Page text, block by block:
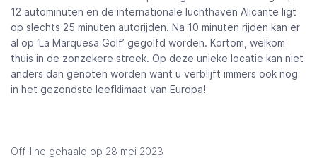
12 autominuten en de internationale luchthaven Alicante ligt
op slechts 25 minuten autorijden. Na 10 minuten rijden kan er
al op ‘La Marquesa Golf’ gegolfd worden. Kortom, welkom
thuis in de zonzekere streek. Op deze unieke locatie kan niet
anders dan genoten worden want u verblijft immers ook nog
in het gezondste leefklimaat van Europa!
Off-line gehaald op 28 mei 2023